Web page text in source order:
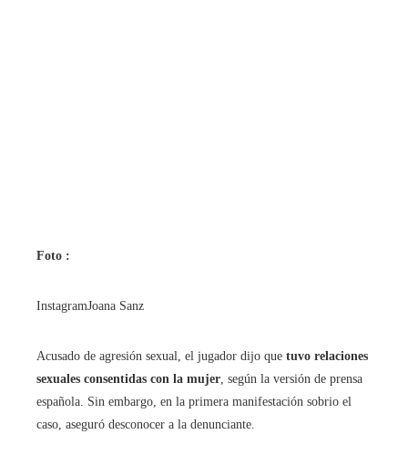
Foto :
InstagramJoana Sanz
Acusado de agresión sexual, el jugador dijo que tuvo relaciones
sexuales consentidas con la mujer , según la versión de prensa
española. Sin embargo, en la primera manifestación sobrio el
caso, aseguró desconocer a la denunciante.